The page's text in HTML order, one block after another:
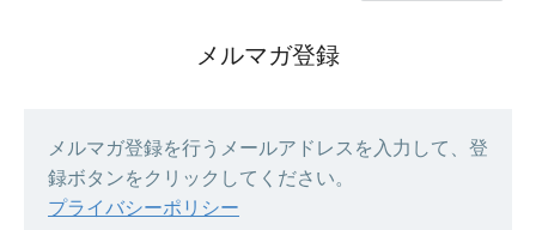
メルマガ登録
メルマガ登録を行うメールアドレスを入力して、登
録ボタンをクリックしてください。
プライバシーポリシー